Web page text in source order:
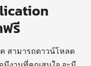
ฟรี
สามารถดาวน์โหลด